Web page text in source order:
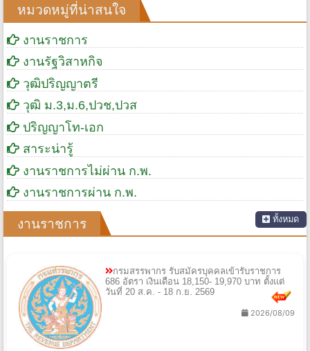
หมวดหมู่ที่น่าสนใจ
งานราชการ
งานรัฐวิสาหกิจ
วุฒิปริญญาตรี
วุฒิ ม.3,ม.6,ปวช,ปวส
ปริญญาโท-เอก
สาระน่ารู้
งานราชการไม่ผ่าน ก.พ.
งานราชการผ่าน ก.พ.
งานราชการ ทั้งหมด
กรมสรรพากร รับสมัครบุคคลเข้ารับราชการ
686 อัตรา เงินเดือน 18,150- 19,970 บาท ตั้งแต่
วันที่ 20 ส.ค. - 18 ก.ย. 2569
2026/08/09